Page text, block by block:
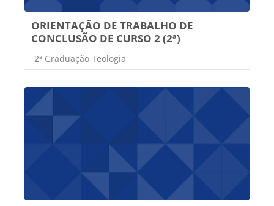
ORIENTAÇÃO DE TRABALHO DE
CONCLUSÃO DE CURSO 2 (2ª)
Categoria do curso
2ª Graduação Teologia